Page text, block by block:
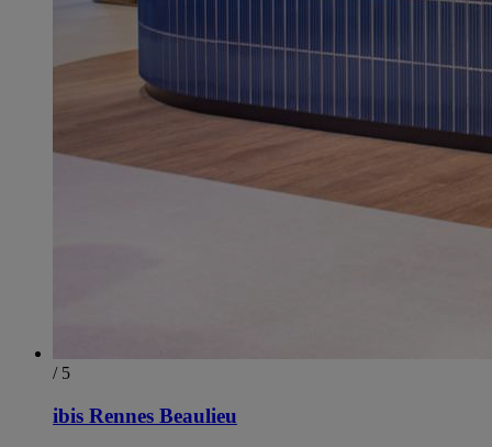
/ 5
ibis Rennes Beaulieu